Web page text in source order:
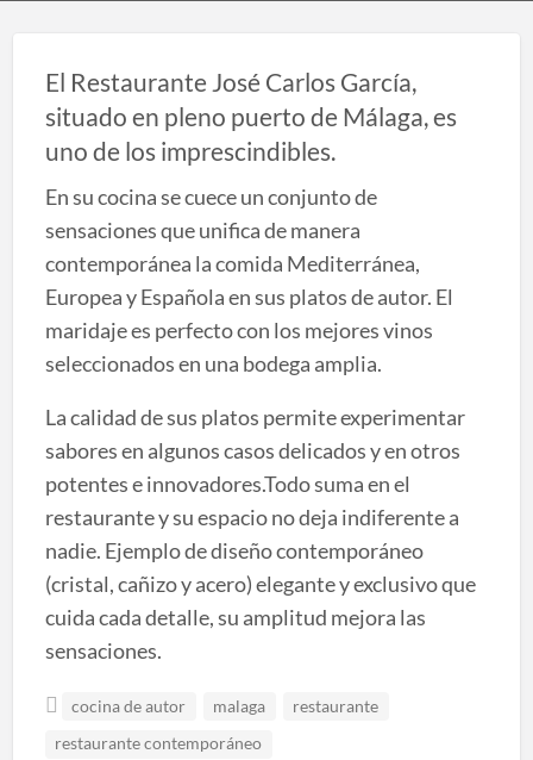
El Restaurante José Carlos García,
situado en pleno puerto de Málaga, es
uno de los imprescindibles.
En su cocina se cuece un conjunto de
sensaciones que unifica de manera
contemporánea la comida Mediterránea,
Europea y Española en sus platos de autor. El
maridaje es perfecto con los mejores vinos
seleccionados en una bodega amplia.
La calidad de sus platos permite experimentar
sabores en algunos casos delicados y en otros
potentes e innovadores.Todo suma en el
restaurante y su espacio no deja indiferente a
nadie. Ejemplo de diseño contemporáneo
(cristal, cañizo y acero) elegante y exclusivo que
cuida cada detalle, su amplitud mejora las
sensaciones.
cocina de autor malaga
restaurante
restaurante contemporáneo